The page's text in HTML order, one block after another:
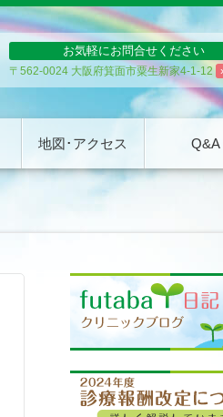
お気軽にお問合せください
〒562-0024 大阪府箕面市粟生新家4-1-12
地図･アクセス Q&A